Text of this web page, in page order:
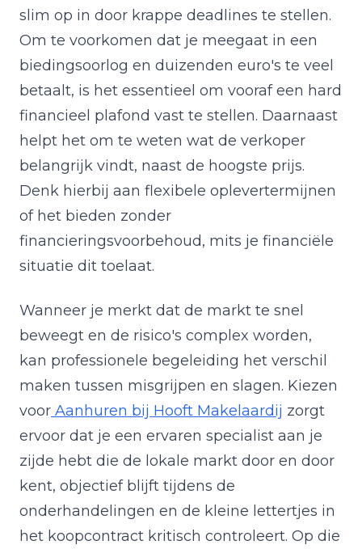
slim op in door krappe deadlines te stellen.
Om te voorkomen dat je meegaat in een
biedingsoorlog en duizenden euro's te veel
betaalt, is het essentieel om vooraf een hard
financieel plafond vast te stellen. Daarnaast
helpt het om te weten wat de verkoper
belangrijk vindt, naast de hoogste prijs.
Denk hierbij aan flexibele oplevertermijnen
of het bieden zonder
financieringsvoorbehoud, mits je financiële
situatie dit toelaat.
Wanneer je merkt dat de markt te snel
beweegt en de risico's complex worden,
kan professionele begeleiding het verschil
maken tussen misgrijpen en slagen. Kiezen
voor Aanhuren bij Hooft Makelaardij zorgt
ervoor dat je een ervaren specialist aan je
zijde hebt die de lokale markt door en door
kent, objectief blijft tijdens de
onderhandelingen en de kleine lettertjes in
het koopcontract kritisch controleert. Op die